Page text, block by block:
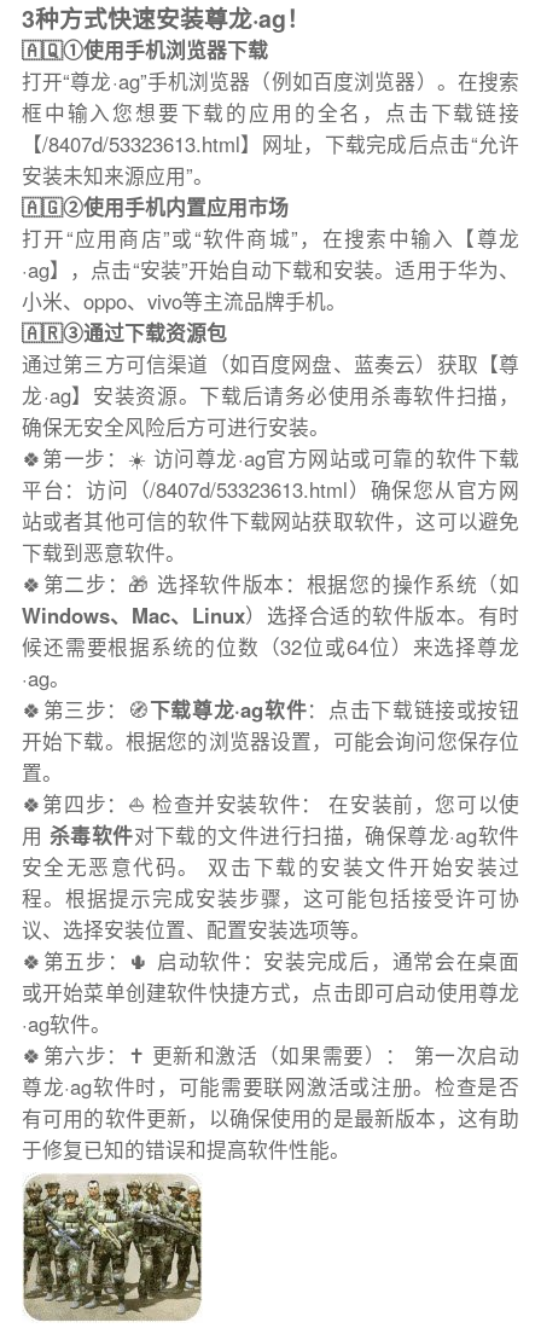
3种方式快速安装尊龙·ag！
🇦🇶①使用手机浏览器下载
打开“尊龙·ag”手机浏览器（例如百度浏览器）。在搜索
框中输入您想要下载的应用的全名，点击下载链接
【/8407d/53323613.html】网址，下载完成后点击“允许
安装未知来源应用”。
🇦🇬②使用手机内置应用市场
打开“应用商店”或“软件商城”，在搜索中输入【尊龙
·ag】，点击“安装”开始自动下载和安装。适用于华为、
小米、oppo、vivo等主流品牌手机。
🇦🇷③通过下载资源包
通过第三方可信渠道（如百度网盘、蓝奏云）获取【尊
龙·ag】安装资源。下载后请务必使用杀毒软件扫描，
确保无安全风险后方可进行安装。
🍀第一步：☀️ 访问尊龙·ag官方网站或可靠的软件下载
平台：访问（/8407d/53323613.html）确保您从官方网
站或者其他可信的软件下载网站获取软件，这可以避免
下载到恶意软件。
🍀第二步：🎁 选择软件版本：根据您的操作系统（如
Windows、Mac、Linux）选择合适的软件版本。有时
候还需要根据系统的位数（32位或64位）来选择尊龙
·ag。
🍀第三步：🧭下载尊龙·ag软件：点击下载链接或按钮
开始下载。根据您的浏览器设置，可能会询问您保存位
置。
🍀第四步：⛵️ 检查并安装软件： 在安装前，您可以使
用 杀毒软件对下载的文件进行扫描，确保尊龙·ag软件
安全无恶意代码。 双击下载的安装文件开始安装过
程。根据提示完成安装步骤，这可能包括接受许可协
议、选择安装位置、配置安装选项等。
🍀第五步：🌵 启动软件：安装完成后，通常会在桌面
或开始菜单创建软件快捷方式，点击即可启动使用尊龙
·ag软件。
🍀第六步：✝️ 更新和激活（如果需要）： 第一次启动
尊龙·ag软件时，可能需要联网激活或注册。检查是否
有可用的软件更新，以确保使用的是最新版本，这有助
于修复已知的错误和提高软件性能。